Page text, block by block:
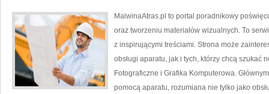
MalwinaAtras.pl to portal poradnikowy
oraz tworzeniu materiałów wizualnych. To
z inspirującymi treściami. Strona może
obsługi aparatu, jak i tych, którzy chcą szukać
Fotograficzne i Grafika Komputerowa.
pomocą aparatu, rozumiana nie tylko jako